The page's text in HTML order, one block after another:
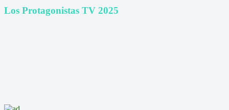
Los Protagonistas TV 2025